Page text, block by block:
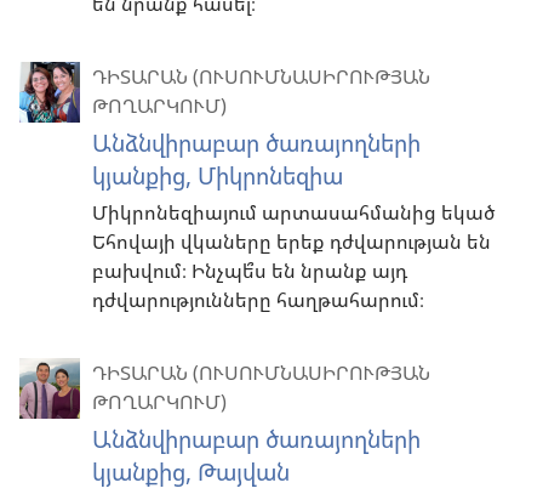
ԴԻՏԱՐԱՆ (ՈՒՍՈՒՄՆԱՍԻՐՈՒԹՅԱՆ
ԹՈՂԱՐԿՈՒՄ)
Անձնվիրաբար ծառայողների
կյանքից, Միկրոնեզիա
Միկրոնեզիայում արտասահմանից եկած
Եհովայի վկաները երեք դժվարության են
բախվում։ Ինչպե՞ս են նրանք այդ
դժվարությունները հաղթահարում։
ԴԻՏԱՐԱՆ (ՈՒՍՈՒՄՆԱՍԻՐՈՒԹՅԱՆ
ԹՈՂԱՐԿՈՒՄ)
Անձնվիրաբար ծառայողների
կյանքից, Թայվան